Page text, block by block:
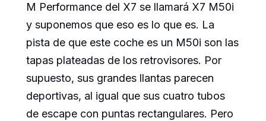
M Performance del X7 se llamará X7 M50i
y suponemos que eso es lo que es. La
pista de que este coche es un M50i son las
tapas plateadas de los retrovisores. Por
supuesto, sus grandes llantas parecen
deportivas, al igual que sus cuatro tubos
de escape con puntas rectangulares. Pero